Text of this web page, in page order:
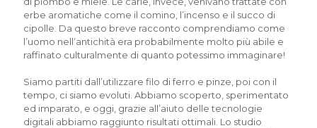
erbe aromatiche come il comino, l’incenso e il succo di
cipolle. Da questo breve racconto comprendiamo come
l’uomo nell’antichità era probabilmente molto più abile e
raffinato culturalmente di quanto potessimo immaginare!
Siamo partiti dall’utilizzare filo di ferro e pinze, poi con il
tempo, ci siamo evoluti. Abbiamo scoperto, sperimentato
ed imparato, e oggi, grazie all’aiuto delle tecnologie
digitali abbiamo raggiunto risultati ottimali. Lo studio